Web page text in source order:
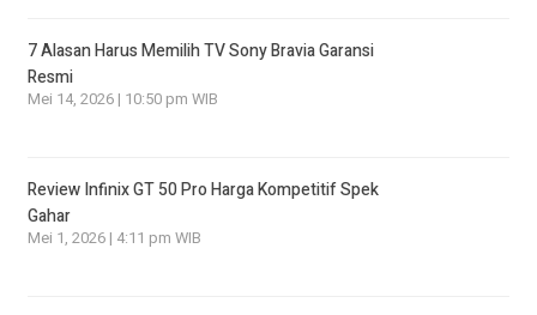
7 Alasan Harus Memilih TV Sony Bravia Garansi
Resmi
Mei 14, 2026 | 10:50 pm WIB
Review Infinix GT 50 Pro Harga Kompetitif Spek
Gahar
Mei 1, 2026 | 4:11 pm WIB